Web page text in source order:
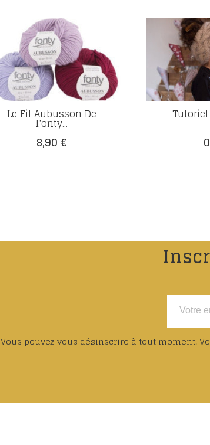
Le Fil Aubusson De
Fonty...
Prix
8,90 €
Tutoriel
Vous pouvez vous désinscrire à tout moment.